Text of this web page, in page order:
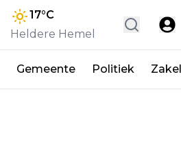
17°C
Heldere Hemel
Gemeente Politiek